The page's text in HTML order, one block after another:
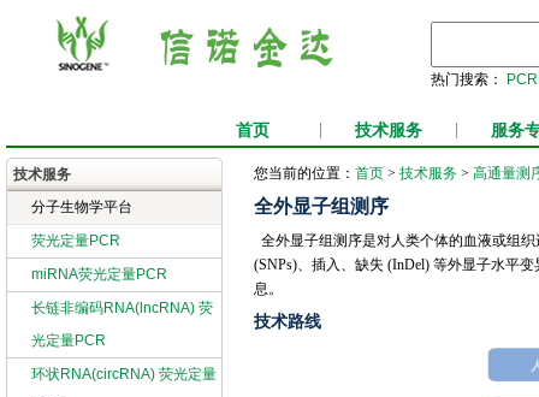
热门搜索： PCR
首页 技术服务 服务
技术服务
分子生物学平台
荧光定量PCR
miRNA荧光定量PCR
长链非编码RNA(lncRNA) 荧
光定量PCR
环状RNA(circRNA) 荧光定量
您当前的位置： 首页 > 技术服务 > 高通量测
全外显子组测序
全外显子组测序是对人类个体的血液或组
(SNPs)、插入、缺失 (InDel) 等外显子水平
息。
技术路线